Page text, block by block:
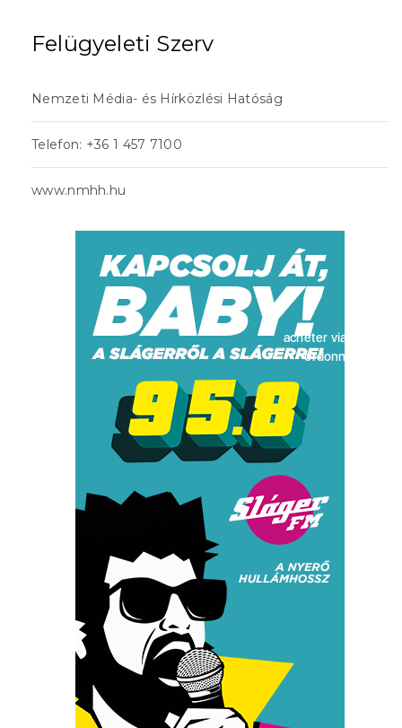
Felügyeleti Szerv
Nemzeti Média- és Hírközlési Hatóság
Telefon: +36 1 457 7100
www.nmhh.hu
acheter viagra sans
ordonnance